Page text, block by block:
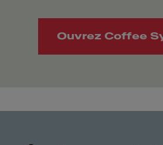
Ouvrez Coffee